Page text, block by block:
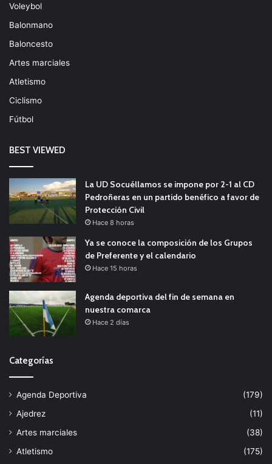
Voleybol
Balonmano
Baloncesto
Artes marciales
Atletismo
Ciclismo
Fútbol
BEST VIEWED
La UD Socuéllamos se impone por 2-1 al CD
Pedroñeras en un partido benéfico a favor de
Protección Civil
Hace 8 horas
Ya se conoce la composición de los Grupos
de Preferente y el calendario
Hace 15 horas
Agenda deportiva del fin de semana en
nuestra comarca
Hace 2 días
Categorías
Agenda Deportiva
(179)
Ajedrez
(11)
Artes marciales
(38)
Atletismo
(175)